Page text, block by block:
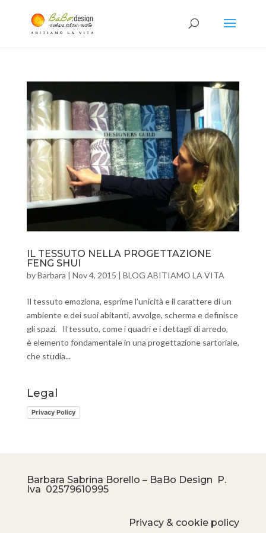
IL TESSUTO NELLA PROGETTAZIONE
FENG SHUI
byBarbara | Nov 4, 2015 | BLOG ABITIAMO LA VITA
Il tessuto emoziona, esprime l’unicità e il carattere di un
ambiente e dei suoi abitanti, avvolge, scherma e definisce
gli spazi. Il tessuto, come i quadri e i dettagli di arredo,
è elemento fondamentale in una progettazione sartoriale,
che studia...
Legal
Privacy Policy
Barbara Sabrina Borello – BaBo Design P.
Iva 02579610995
Privacy & cookie policy